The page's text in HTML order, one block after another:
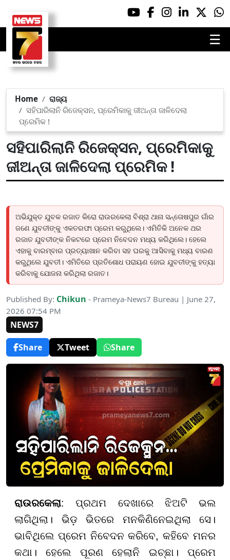
☰
Home
ରାଜ୍ୟ
ସହିପାରିଲାନି ରିଜେକ୍ସନ, ପ୍ରେମିକାକୁ ଜୀଅନ୍ତା ଜାଳିଦେଲା
ପ୍ରେମିକ !
ସହିପାରିଲାନି ରିଜେକ୍ସନ, ପ୍ରେମିକାକୁ
ଜୀଅନ୍ତା ଜାଳିଦେଲା ପ୍ରେମିକ !
ଅଭିଯୁକ୍ତ ଯୁବକ ରଜାତ କିରୋ ରାଉରକେଲା ବିଶ୍ରା ଥାନା ସନ୍ତୋଷପୁର ଗାଁର
ଜଣେ ଯୁବତୀଙ୍କୁ ଏକତରଫା ପ୍ରେମ କରୁଥିଲେ। ଏମିତିକି ଅନେକ ଥର
ରଜାତ ଯୁବତୀଙ୍କ ନିକଟରେ ପ୍ରେମ ନିବେଦନ ମଧ୍ୟ କରିଥିଲେ। ହେଲେ
ଏହାକୁ ବାରମ୍ବାର ପ୍ରତ୍ୟାଖାନ କରିବା ସହ ଘରକୁ ଆସିବାକୁ ମଧ୍ୟ ବାରଣ
କରୁଥିଲେ ଯୁବତୀ। ଏମିତିରେ ପ୍ରତିଶୋଧ ପରାୟଣ ହୋଇ ଯୁବତୀଙ୍କୁ ହତ୍ୟା
କରିବାକୁ ଯୋଜନା କରିଥିଲା ରଜାତ।
Published By: Chikun - Prameya-News7 Bureau | June 27,
2026 07:54 PM
NEWS7
Share
Tweet Share
ରାଉରକେଲା: ପ୍ରଥମ ଦେଖାରେ ଝିଅଟି ଭଲ
ଲାଗିଥିଲା। ଭିଡ଼ ଭିତରେ ମନକିଣିନେଇଥିଲା ସେ।
ଭାବିଥିଲେ ପ୍ରେମ ନିବେଦନ କରିବେ, କହିବେ ମନର
କଥା। ହେଲେ ପୂରଣ ହେଲାନି ଇଚ୍ଛା। ପ୍ରେମ